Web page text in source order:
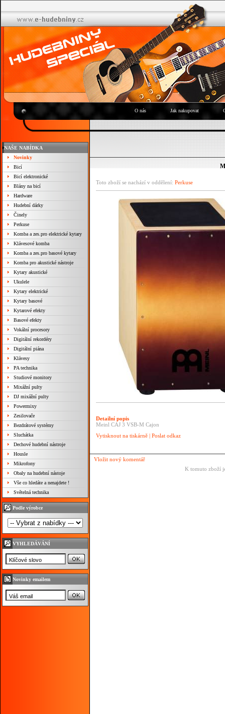
O nás Jak nakupovat
NAŠE NABÍDKA
Novinky
Bicí
Bicí elektronické
Blány na bicí
Hardware
Hudební dárky
Činely
Perkuse
Komba a zes.pro elektrické kytary
Klávesové komba
Komba a zes.pro basové kytary
Komba pro akustické nástroje
Kytary akustické
Ukulele
Kytary elektrické
Kytary basové
Kytarové efekty
Basové efekty
Vokální procesory
Digitální rekordéry
Digitální piána
Klávesy
PA technika
Studiové monitory
Mixážní pulty
DJ mixážní pulty
Powermixy
Zesilovače
Bezdrátové systémy
Sluchátka
Dechové hudební nástroje
Housle
Mikrofony
Obaly na hudební nástoje
Vše co hledáte a nenajdete !
Světelná technika
Podle výrobce
VYHLEDÁVÁNÍ
Novinky emailem
Toto zboží se nachází v oddělení: Perkuse
Detailní popis
Meinl CAJ 3 VSB-M Cajon
Vytisknout na tiskárně | Poslat odkaz
Vložit nový komentář
K tomuto zboží